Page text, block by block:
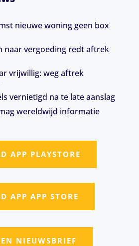
nieuwe woning geen box
naar vergoeding redt aftrek
vrijwillig: weg aftrek
vernietigd na te late aanslag
wereldwijd informatie
APP PLAYSTORE
APP APP STORE
NIEUWSBRIEF